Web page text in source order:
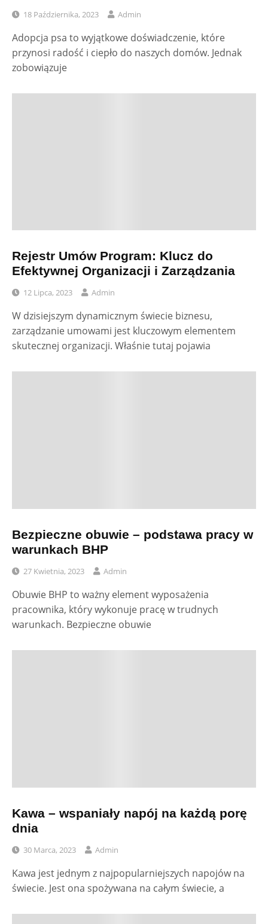
18 Października, 2023 Admin
Adopcja psa to wyjątkowe doświadczenie, które
przynosi radość i ciepło do naszych domów. Jednak
zobowiązuje
Rejestr Umów Program: Klucz do
Efektywnej Organizacji i Zarządzania
12 Lipca, 2023 Admin
W dzisiejszym dynamicznym świecie biznesu,
zarządzanie umowami jest kluczowym elementem
skutecznej organizacji. Właśnie tutaj pojawia
Bezpieczne obuwie – podstawa pracy w
warunkach BHP
27 Kwietnia, 2023 Admin
Obuwie BHP to ważny element wyposażenia
pracownika, który wykonuje pracę w trudnych
warunkach. Bezpieczne obuwie
Kawa – wspaniały napój na każdą porę
dnia
30 Marca, 2023 Admin
Kawa jest jednym z najpopularniejszych napojów na
świecie. Jest ona spożywana na całym świecie, a